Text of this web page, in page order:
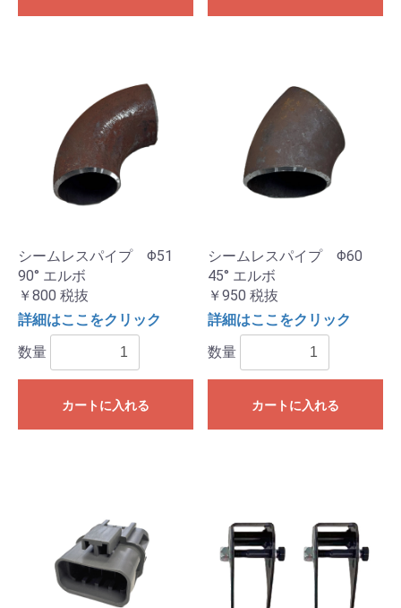
シームレスパイプ Φ51
90° エルボ
￥800 税抜
詳細はここをクリック
数量
カートに入れる
シームレスパイプ Φ60
45° エルボ
￥950 税抜
詳細はここをクリック
数量
カートに入れる